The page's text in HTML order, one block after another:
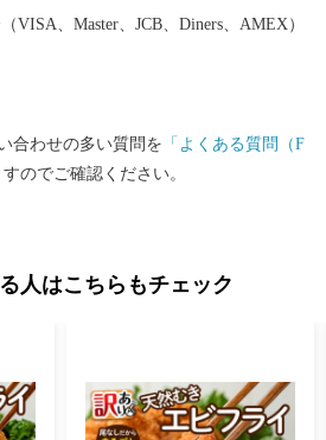
VISA、Master、JCB、Diners、AMEX）
合わせの多い質問を 「よくある質問（F
のでご確認ください。
人はこちらもチェック